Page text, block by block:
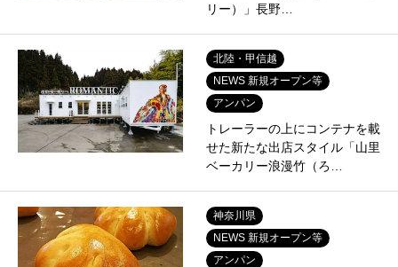
リー）」長野…
北陸・甲信越
NEWS 新規オープン等
アンパン
トレーラーの上にコンテナを載
せた新たな出店スタイル「山里
ベーカリー浪漫竹（ろ…
神奈川県
NEWS 新規オープン等
アンパン